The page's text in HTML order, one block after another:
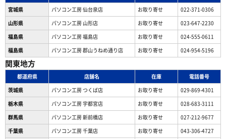
宮城県
パソコン工房 仙台泉店 お取り寄せ
022-371-0306
山形県
パソコン工房 山形店 お取り寄せ
023-647-2230
福島県
パソコン工房 福島店 お取り寄せ
024-555-0611
福島県
パソコン工房 郡山うねめ通り店 お取り寄せ 024-954-5196
関東地方
都道府県 店舗名 在庫
電話番号
茨城県
パソコン工房 つくば店 お取り寄せ
029-869-4301
栃木県
パソコン工房 宇都宮店 お取り寄せ
028-683-3111
群馬県
パソコン工房 新前橋店 お取り寄せ
027-212-9677
千葉県
パソコン工房 千葉店 お取り寄せ
043-306-4727